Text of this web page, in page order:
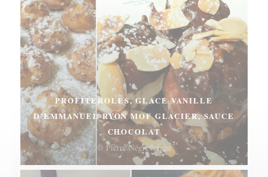
PROFITEROLES, GLACE VANILLE
D’EMMANUEL RYON MOF GLACIER, SAUCE
CHOCOLAT
© Pierre Négrevergne